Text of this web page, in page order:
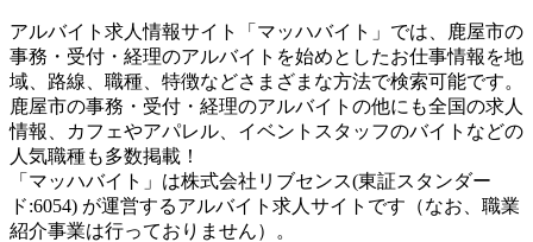
アルバイト求人情報サイト「マッハバイト」では、鹿屋市の
事務・受付・経理のアルバイトを始めとしたお仕事情報を地
域、路線、職種、特徴などさまざまな方法で検索可能です。
鹿屋市の事務・受付・経理のアルバイトの他にも全国の求人
情報、カフェやアパレル、イベントスタッフのバイトなどの
人気職種も多数掲載！
「マッハバイト」は株式会社リブセンス(東証スタンダー
ド:6054) が運営するアルバイト求人サイトです（なお、職業
紹介事業は行っておりません）。